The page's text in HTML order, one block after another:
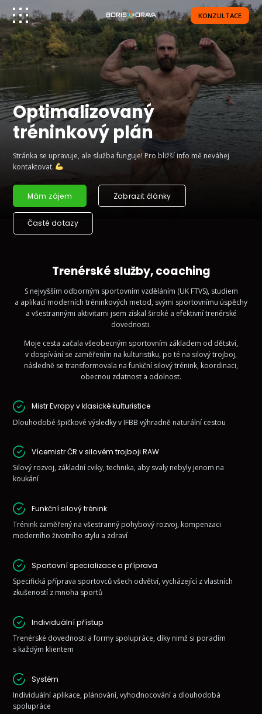
KONZULTACE
Optimalizovaný
tréninkový plán
Stránka se upravuje, ale služba funguje! Pro bližší info mě neváhej
kontaktovat.
Mám zájem Zobrazit články
Časté dotazy
Trenérské služby, coaching
S nejvyšším odborným sportovním vzděláním (UK FTVS), studiem
a aplikací moderních tréninkových metod, svými sportovnímu úspěchy
a všestrannými aktivitami jsem získal široké a efektivní trenérské
dovednosti.
Moje cesta začala všeobecným sportovním základem od dětství,
v dospívání se zaměřením na kulturistiku, po té na silový trojboj,
následně se transformovala na funkční silový trénink, koordinaci,
obecnou zdatnost a odolnost.
Mistr Evropy v klasické kulturistice
Dlouhodobé špičkové výsledky v IFBB výhradně naturální cestou
Vícemistr ČR v silovém trojboji RAW
Silový rozvoj, základní cviky, technika, aby svaly nebyly jenom na
koukání
Funkční silový trénink
Trénink zaměřený na všestranný pohybový rozvoj, kompenzaci
moderního životního stylu a zdraví
Sportovní specializace a příprava
Specifická příprava sportovců všech odvětví, vycházející z vlastních
zkušeností z mnoha sportů
Individuální přístup
Trenérské dovednosti a formy spolupráce, díky nimž si poradím
s každým klientem
Systém
Individuální aplikace, plánování, vyhodnocování a dlouhodobá
spolupráce